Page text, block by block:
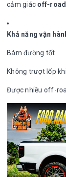
cảm giác off-
Khả năng vận
Bám đường tốt
Không trượt lốp
Được nhiều off-